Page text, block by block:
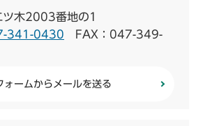
ツ木2003番地の1
341-0430 FAX：047-349-
ォームからメールを送る